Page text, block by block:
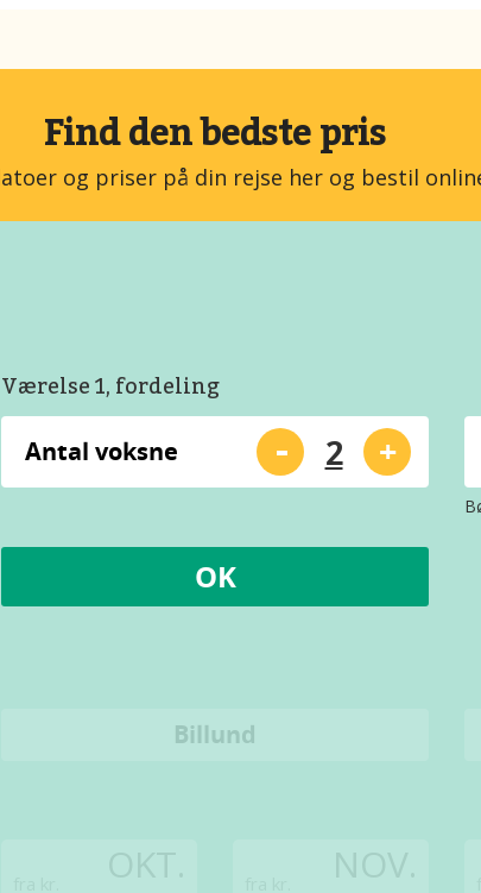
Find den bedste pris
og priser på din rejse her og bestil
Værelse 1, fordeling
Antal voksne - +
OK
Billund